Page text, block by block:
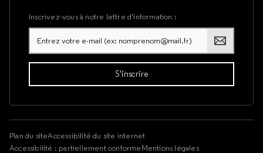
Inscrivez-vous à notre lettre d’information :
Plan du siteAccessibilité du site internet
Accessibilité : partiellement conformeMentions légales